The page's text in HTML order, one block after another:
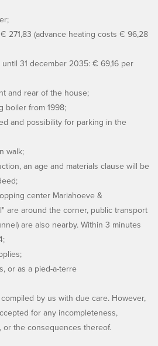
271,83 (advance heating costs € 96,28
31 december 2035: € 69,16 per
and rear of the house;
boiler from 1998;
and possibility for parking in the
walk;
an age and materials clause will be
center Mariahoeve &
are around the corner, public transport
are also nearby. Within 3 minutes
or as a pied-a-terre
by us with due care. However,
for any incompleteness,
or the consequences thereof.